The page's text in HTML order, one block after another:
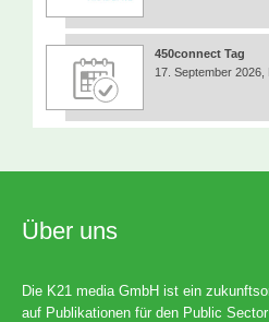
450connect Tag
17. September 2026,
Über uns
Die K21 media GmbH ist ein
auf Publikationen für den Public